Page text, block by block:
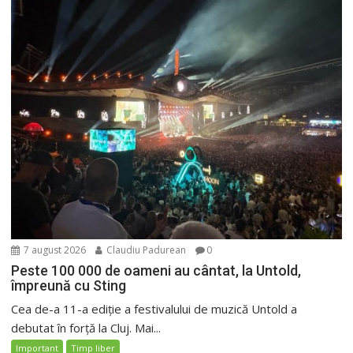
7 august 2026 Claudiu Padurean 0
Peste 100 000 de oameni au cântat, la Untold,
împreună cu Sting
Cea de-a 11-a ediție a festivalului de muzică Untold a
debutat în forță la Cluj. Mai...
Important Timp liber